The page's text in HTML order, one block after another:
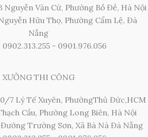
Nguyễn Văn Cừ, Phường Bồ Đề, Hà Nội
Hữu Thọ, Phường Cẩm Lệ, Đà
Nẵng
- 0901.976.056
XƯỞNG THI CÔNG
7 Lý Tế Xuyên, PhườngThủ Đức,HCM
Cầu, Phường Long Biên, Hà Nội
Trường Sơn, Xã Bà Nà Đà Nẵng